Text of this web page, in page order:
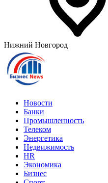
Нижний Новгород
Новости
Банки
Промышленность
Телеком
Энергетика
Недвижимость
HR
Экономика
Бизнес